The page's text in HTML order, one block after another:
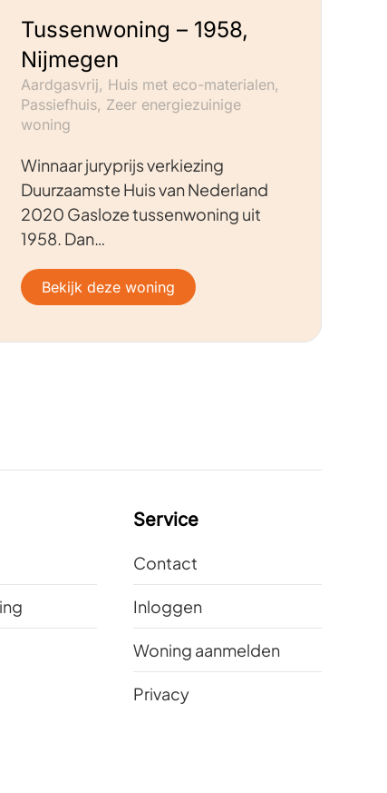
Tussenwoning – 1958,
Nijmegen
Aardgasvrij, Huis met eco-materialen,
Passiefhuis, Zeer energiezuinige
woning
Winnaar juryprijs verkiezing
Duurzaamste Huis van Nederland
2020 Gasloze tussenwoning uit
1958. Dan…
Bekijk deze woning
Service
Contact
Inloggen
Woning aanmelden
Privacy